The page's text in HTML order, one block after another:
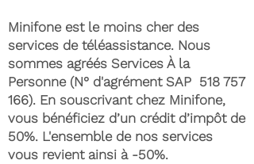
Minifone est le moins cher des
services de téléassistance. Nous
sommes agréés Services À la
Personne (N° d'agrément SAP 518 757
166). En souscrivant chez Minifone,
vous bénéficiez d’un crédit d’impôt de
50%. L'ensemble de nos services
vous revient ainsi à -50%.